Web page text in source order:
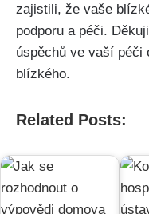
zajistili, že vaše
podporu a péči.
úspěchů ve vaší péči
blízkého.
Related Posts: